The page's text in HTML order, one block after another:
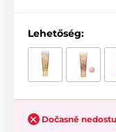
Lehetőség:
Dočasně